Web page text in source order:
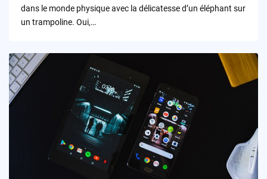
dans le monde physique avec la délicatesse d’un éléphant sur
un trampoline. Oui,…